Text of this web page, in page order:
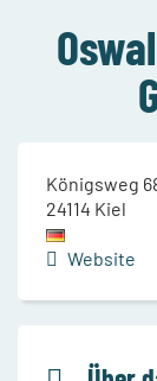
Königsweg
24114 Kiel
Website